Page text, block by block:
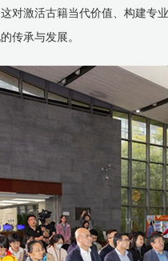
对激活古籍当代价值、构建
传承与发展。